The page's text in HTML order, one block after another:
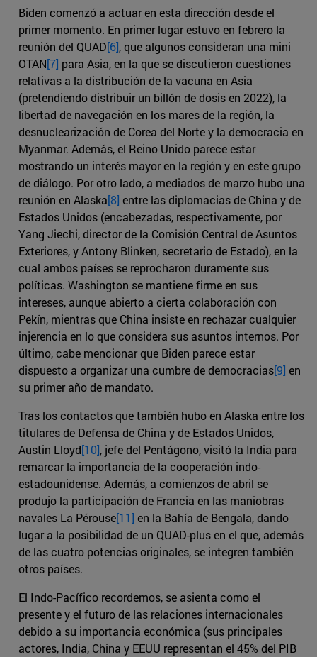
Biden comenzó a actuar en esta dirección desde el
primer momento. En primer lugar estuvo en febrero la
reunión del QUAD[6], que algunos consideran una mini
OTAN[7] para Asia, en la que se discutieron cuestiones
relativas a la distribución de la vacuna en Asia
(pretendiendo distribuir un billón de dosis en 2022), la
libertad de navegación en los mares de la región, la
desnuclearización de Corea del Norte y la democracia en
Myanmar. Además, el Reino Unido parece estar
mostrando un interés mayor en la región y en este grupo
de diálogo. Por otro lado, a mediados de marzo hubo una
reunión en Alaska[8] entre las diplomacias de China y de
Estados Unidos (encabezadas, respectivamente, por
Yang Jiechi, director de la Comisión Central de Asuntos
Exteriores, y Antony Blinken, secretario de Estado), en la
cual ambos países se reprocharon duramente sus
políticas. Washington se mantiene firme en sus
intereses, aunque abierto a cierta colaboración con
Pekín, mientras que China insiste en rechazar cualquier
injerencia en lo que considera sus asuntos internos. Por
último, cabe mencionar que Biden parece estar
dispuesto a organizar una cumbre de democracias[9] en
su primer año de mandato.
Tras los contactos que también hubo en Alaska entre los
titulares de Defensa de China y de Estados Unidos,
Austin Lloyd[10], jefe del Pentágono, visitó la India para
remarcar la importancia de la cooperación indo-
estadounidense. Además, a comienzos de abril se
produjo la participación de Francia en las maniobras
navales La Pérouse[11] en la Bahía de Bengala, dando
lugar a la posibilidad de un QUAD-plus en el que, además
de las cuatro potencias originales, se integren también
otros países.
El Indo-Pacífico recordemos, se asienta como el
presente y el futuro de las relaciones internacionales
debido a su importancia económica (sus principales
actores, India, China y EEUU representan el 45% del PIB